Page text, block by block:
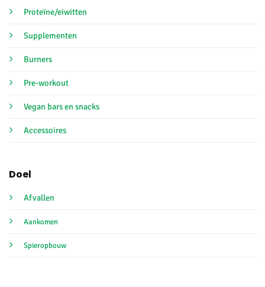
Proteïne/eiwitten
Supplementen
Burners
Pre-workout
Vegan bars en snacks
Accessoires
Doel
Afvallen
Aankomen
Spieropbouw